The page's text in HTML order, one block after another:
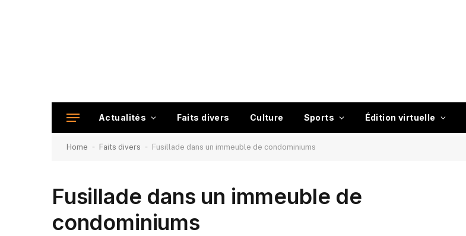
Actualités Faits divers Culture Sports Édition virtuelle
Home - Faits divers - Fusillade dans un immeuble de condominiums
Fusillade dans un immeuble de
condominiums